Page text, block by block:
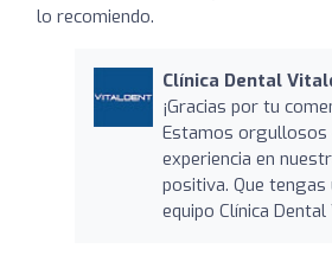
lo recomiendo.
Clínica Dental
¡Gracias por tu
Estamos orgullosos
experiencia en
positiva. Que tengas
equipo Clínica